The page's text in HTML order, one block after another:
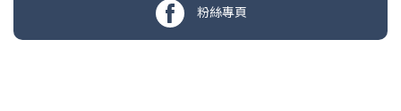
粉絲專頁